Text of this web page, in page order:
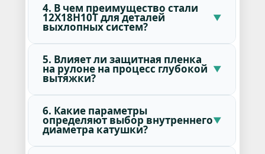
4. В чем преимущество стали
12Х18Н10Т для деталей
выхлопных систем?
5. Влияет ли защитная пленка
на рулоне на процесс глубокой
вытяжки?
6. Какие параметры
определяют выбор внутреннего
диаметра катушки?